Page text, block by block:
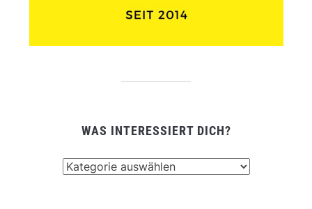
WAS INTERESSIERT DICH?